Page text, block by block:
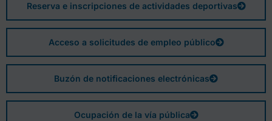
Reserva e inscripciones de actividades deportivas
Acceso a solicitudes de empleo público
Buzón de notificaciones electrónicas
Ocupación de la vía pública